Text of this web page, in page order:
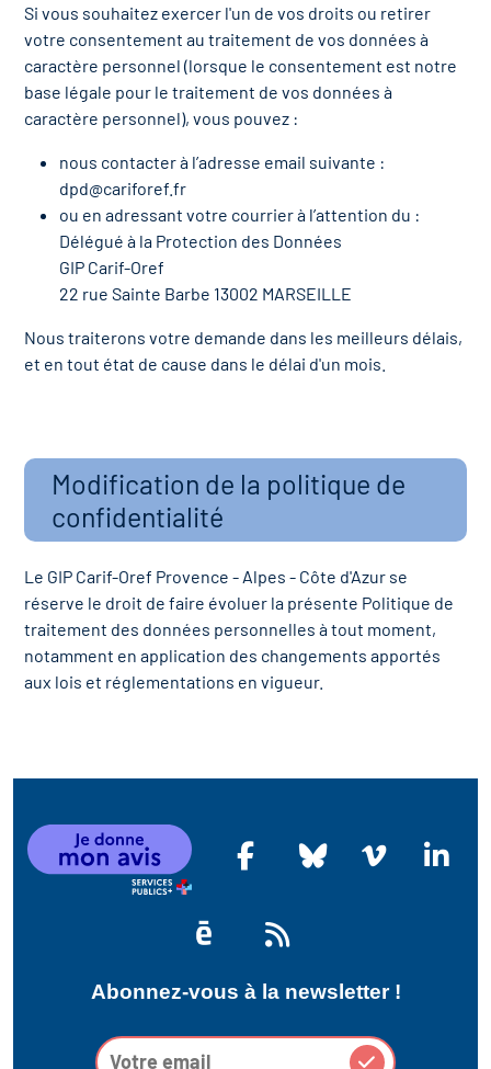
Si vous souhaitez exercer l'un de vos droits ou retirer
votre consentement au traitement de vos données à
caractère personnel (lorsque le consentement est notre
base légale pour le traitement de vos données à
caractère personnel), vous pouvez :
nous contacter à l’adresse email suivante :
dpd@cariforef.fr
ou en adressant votre courrier à l’attention du :
Délégué à la Protection des Données
GIP Carif-Oref
22 rue Sainte Barbe 13002 MARSEILLE
Nous traiterons votre demande dans les meilleurs délais,
et en tout état de cause dans le délai d'un mois.
Modification de la politique de
confidentialité
Le GIP Carif-Oref Provence - Alpes - Côte d'Azur se
réserve le droit de faire évoluer la présente Politique de
traitement des données personnelles à tout moment,
notamment en application des changements apportés
aux lois et réglementations en vigueur.
Abonnez-vous à la newsletter !